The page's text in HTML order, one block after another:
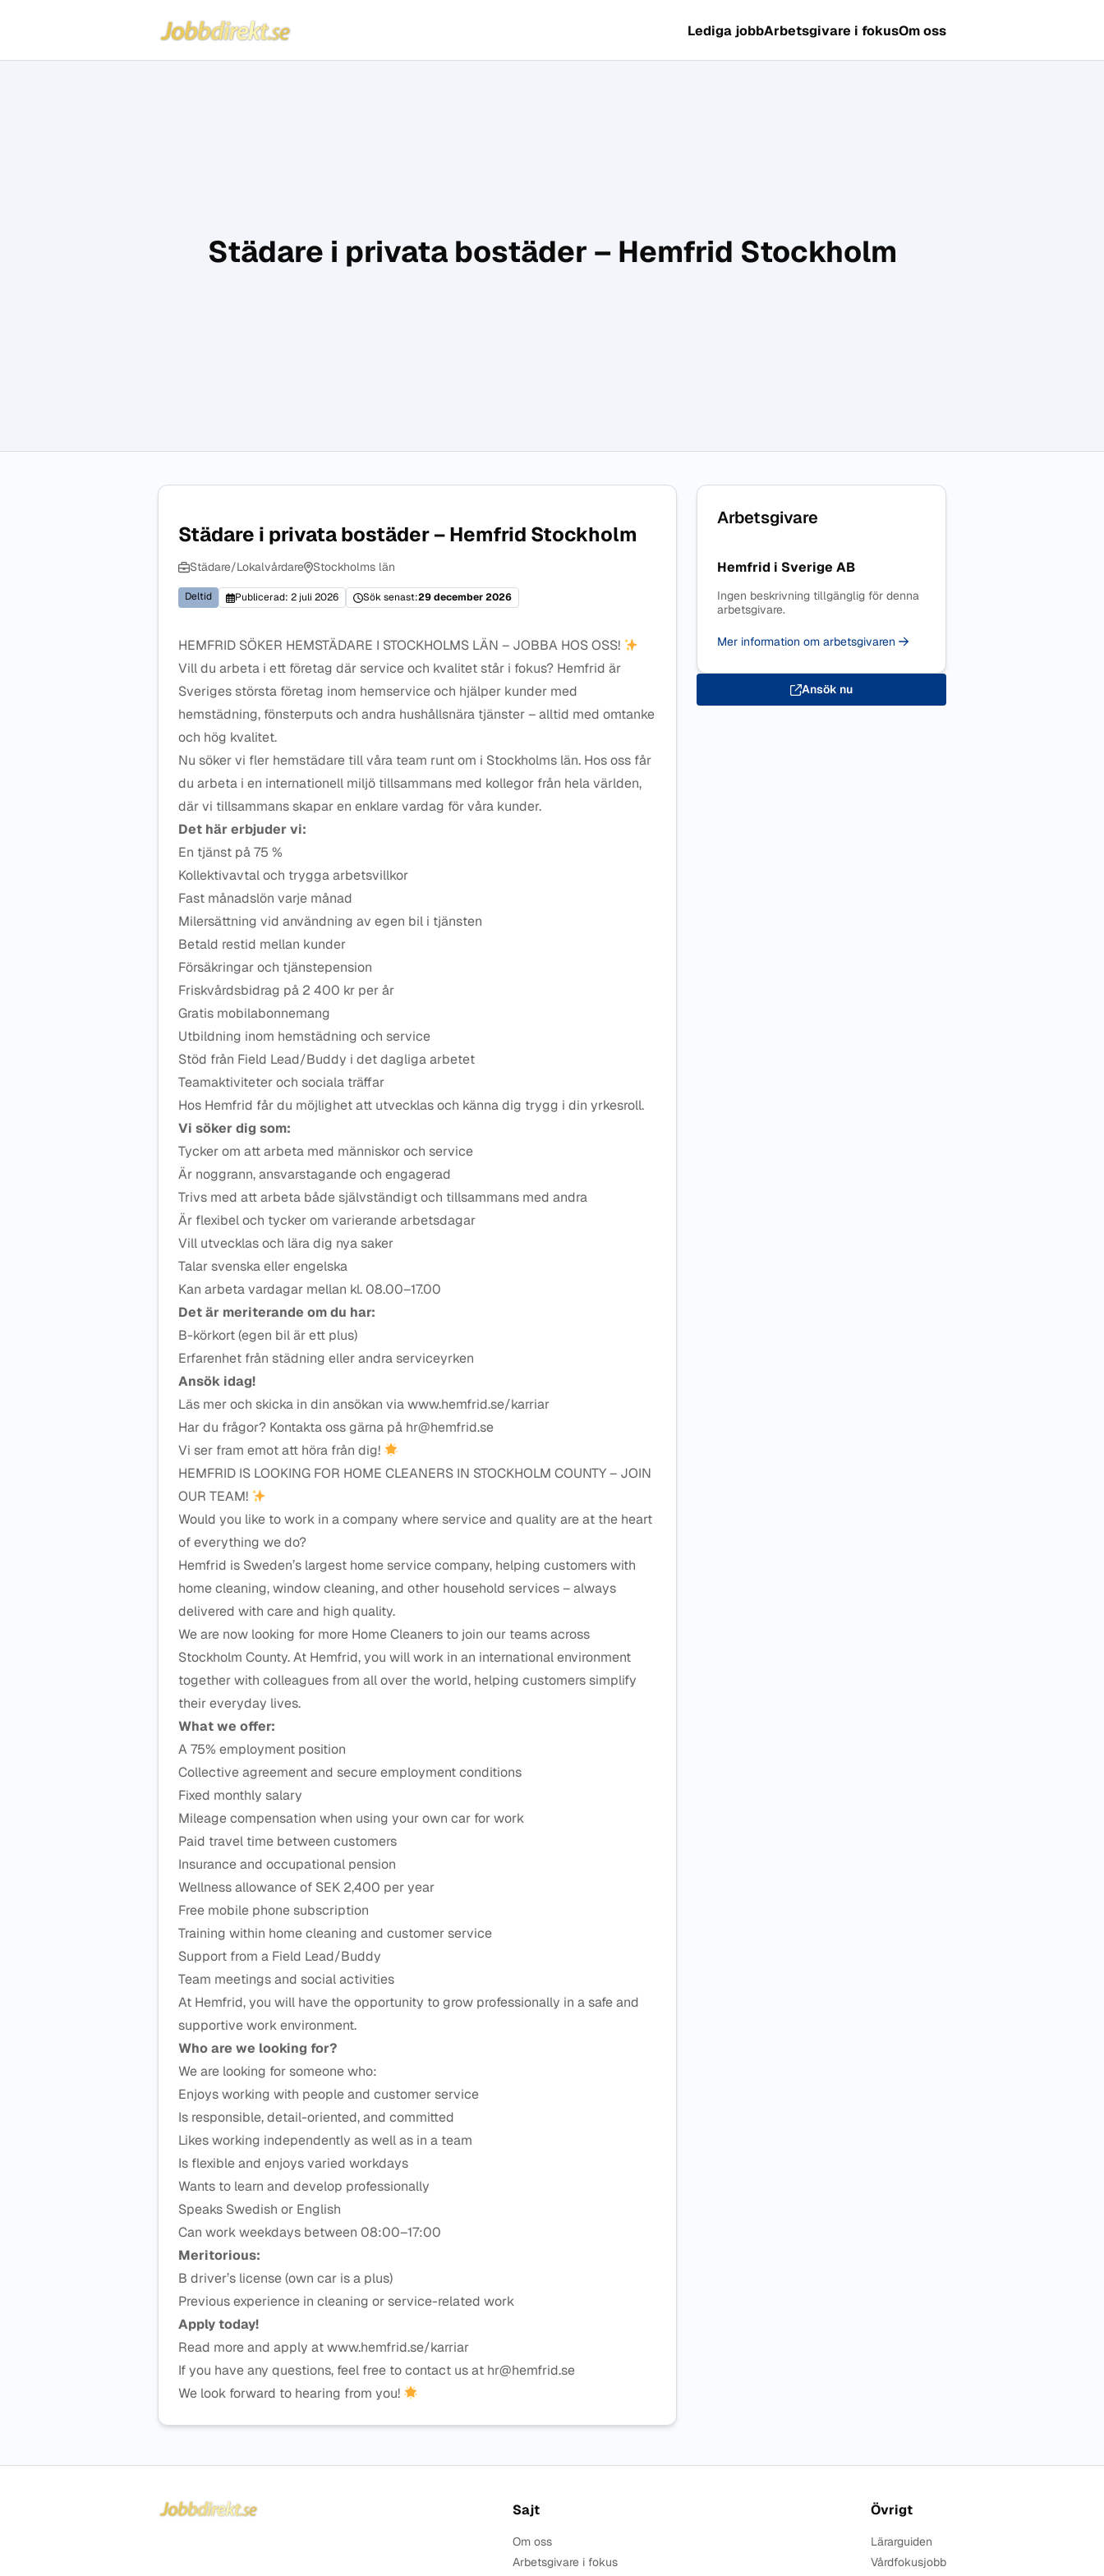
Hoppa till innehåll
Jobbdirekt Lediga jobbArbetsgivare i fokusOm oss
Städare i privata bostäder – Hemfrid Stockholm
Städare i privata bostäder – Hemfrid Stockholm
Städare/Lokalvårdare Stockholms län
Deltid Publicerad: 2 juli 2026 Sök senast:29 december 2026
HEMFRID SÖKER HEMSTÄDARE I STOCKHOLMS LÄN – JOBBA HOS OSS!
Vill du arbeta i ett företag där service och kvalitet står i fokus? Hemfrid är
Sveriges största företag inom hemservice och hjälper kunder med
hemstädning, fönsterputs och andra hushållsnära tjänster – alltid med omtanke
och hög kvalitet.
Nu söker vi fler hemstädare till våra team runt om i Stockholms län. Hos oss får
du arbeta i en internationell miljö tillsammans med kollegor från hela världen,
där vi tillsammans skapar en enklare vardag för våra kunder.
Det här erbjuder vi:
En tjänst på 75 %
Kollektivavtal och trygga arbetsvillkor
Fast månadslön varje månad
Milersättning vid användning av egen bil i tjänsten
Betald restid mellan kunder
Försäkringar och tjänstepension
Friskvårdsbidrag på 2 400 kr per år
Gratis mobilabonnemang
Utbildning inom hemstädning och service
Stöd från Field Lead/Buddy i det dagliga arbetet
Teamaktiviteter och sociala träffar
Hos Hemfrid får du möjlighet att utvecklas och känna dig trygg i din yrkesroll.
Vi söker dig som:
Tycker om att arbeta med människor och service
Är noggrann, ansvarstagande och engagerad
Trivs med att arbeta både självständigt och tillsammans med andra
Är flexibel och tycker om varierande arbetsdagar
Vill utvecklas och lära dig nya saker
Talar svenska eller engelska
Kan arbeta vardagar mellan kl. 08.00–17.00
Det är meriterande om du har:
B-körkort (egen bil är ett plus)
Erfarenhet från städning eller andra serviceyrken
Ansök idag!
Läs mer och skicka in din ansökan via www.hemfrid.se/karriar
Har du frågor? Kontakta oss gärna på hr@hemfrid.se
Vi ser fram emot att höra från dig!
HEMFRID IS LOOKING FOR HOME CLEANERS IN STOCKHOLM COUNTY – JOIN
OUR TEAM!
Would you like to work in a company where service and quality are at the heart
of everything we do?
Hemfrid is Sweden’s largest home service company, helping customers with
home cleaning, window cleaning, and other household services – always
delivered with care and high quality.
We are now looking for more Home Cleaners to join our teams across
Stockholm County. At Hemfrid, you will work in an international environment
together with colleagues from all over the world, helping customers simplify
their everyday lives.
What we offer:
A 75% employment position
Collective agreement and secure employment conditions
Fixed monthly salary
Mileage compensation when using your own car for work
Paid travel time between customers
Insurance and occupational pension
Wellness allowance of SEK 2,400 per year
Free mobile phone subscription
Training within home cleaning and customer service
Support from a Field Lead/Buddy
Team meetings and social activities
At Hemfrid, you will have the opportunity to grow professionally in a safe and
supportive work environment.
Who are we looking for?
We are looking for someone who:
Enjoys working with people and customer service
Is responsible, detail-oriented, and committed
Likes working independently as well as in a team
Is flexible and enjoys varied workdays
Wants to learn and develop professionally
Speaks Swedish or English
Can work weekdays between 08:00–17:00
Meritorious:
B driver’s license (own car is a plus)
Previous experience in cleaning or service-related work
Apply today!
Read more and apply at www.hemfrid.se/karriar
If you have any questions, feel free to contact us at hr@hemfrid.se
We look forward to hearing from you!
Arbetsgivare
Hemfrid i Sverige AB
Ingen beskrivning tillgänglig för denna
arbetsgivare.
Mer information om arbetsgivaren
Ansök nu
Sajt
Om oss
Arbetsgivare i fokus
Övrigt
Lärarguiden
Vårdfokusjobb